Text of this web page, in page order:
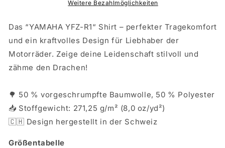
Weitere Bezahlmöglichkeiten
Das “YAMAHA YFZ-R1“ Shirt – perfekter Tragekomfort
und ein kraftvolles Design für Liebhaber der
Motorräder. Zeige deine Leidenschaft stilvoll und
zähme den Drachen!
🌳 50 % vorgeschrumpfte Baumwolle, 50 % Polyester
📥 Stoffgewicht: 271,25 g/m² (8,0 oz/yd²)
🇨🇭 Design hergestellt in der Schweiz
Größentabelle